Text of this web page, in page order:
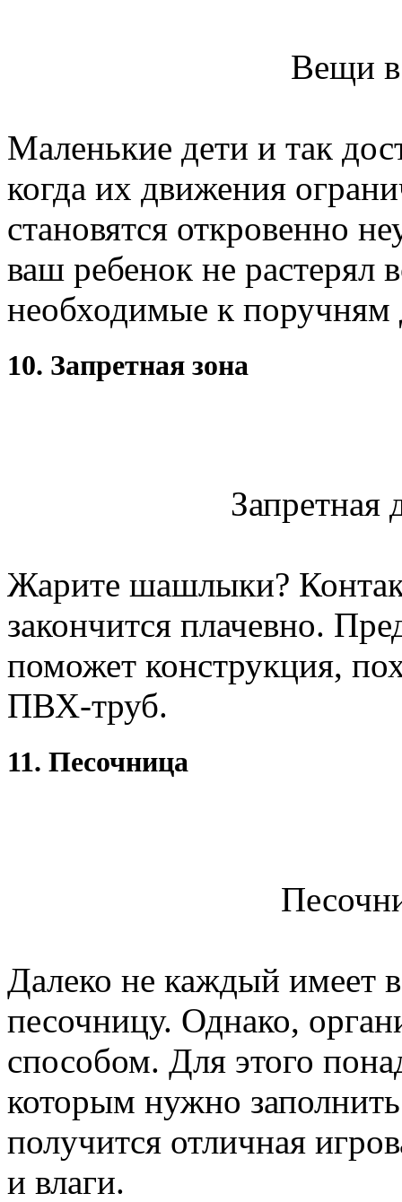
Вещи в
Маленькие дети и так
когда их движения
становятся откровенно
ваш ребенок не растерял
необходимые к поручням
10. Запретная зона
Запретная
Жарите шашлыки?
закончится плачевно.
поможет конструкция,
ПВХ-труб.
11. Песочница
Далеко не каждый имеет
песочницу. Однако,
способом. Для этого
которым нужно
получится отличная
и влаги.